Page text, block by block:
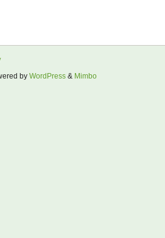
by WordPress & Mimbo